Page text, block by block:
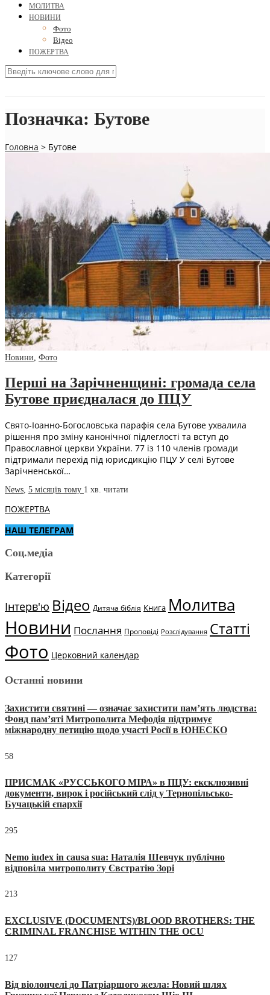
МОЛИТВА
НОВИНИ
Фото
Відео
ПОЖЕРТВА
Позначка: Бутове
Головна > Бутове
Новини, Фото
Перші на Зарічненщині: громада села
Бутове приєдналася до ПЦУ
Свято-Іоанно-Богословська парафія села Бутове ухвалила
рішення про зміну канонічної підлеглості та вступ до
Православної церкви України. 77 із 110 членів громади
підтримали перехід під юрисдикцію ПЦУ У селі Бутове
Зарічненської…
News, 5 місяців тому 1 хв. читати
ПОЖЕРТВА
НАШ ТЕЛЕГРАМ
Соц.медіа
Категорії
Інтерв'ю Відео Дитяча біблія Книга Молитва
Новини Послання Проповіді Розслідування Статті
Фото Церковний календар
Останні новини
Захистити святині — означає захистити пам’ять людства:
Фонд пам’яті Митрополита Мефодія підтримує
міжнародну петицію щодо участі Росії в ЮНЕСКО
58
ПРИСМАК «РУССЬКОГО МІРА» в ПЦУ: ексклюзивні
документи, вирок і російський слід у Тернопільсько-
Бучацькій єпархії
295
Nemo iudex in causa sua: Наталія Шевчук публічно
відповіла митрополиту Євстратію Зорі
213
EXCLUSIVE (DOCUMENTS)/BLOOD BROTHERS: THE
CRIMINAL FRANCHISE WITHIN THE OCU
127
Від віолончелі до Патріаршого жезла: Новий шлях